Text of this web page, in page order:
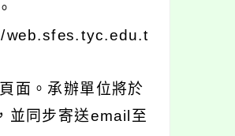
web.sfes.tyc.edu.t
面。承辦單位將於
並同步寄送email至